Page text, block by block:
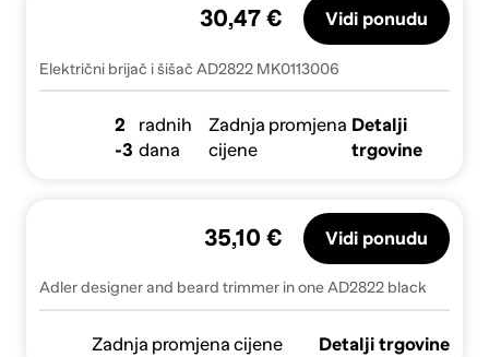
Električni brijač i šišač AD2822 MK0113006
30,47 € Vidi ponudu
2
-3
radnih
dana
Zadnja promjena
cijene
Detalji
trgovine
Adler designer and beard trimmer in one AD2822 black
35,10 € Vidi ponudu
Zadnja promjena cijene Detalji trgovine